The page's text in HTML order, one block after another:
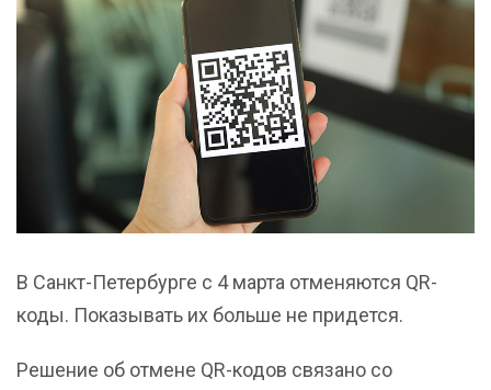
В Санкт-Петербурге с 4 марта отменяются QR-
коды. Показывать их больше не придется.
Решение об отмене QR-кодов связано со